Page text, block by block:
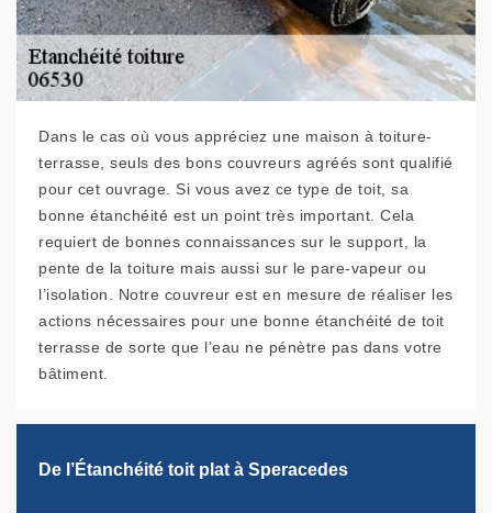
Dans le cas où vous appréciez une maison à toiture-
terrasse, seuls des bons couvreurs agréés sont qualifié
pour cet ouvrage. Si vous avez ce type de toit, sa
bonne étanchéité est un point très important. Cela
requiert de bonnes connaissances sur le support, la
pente de la toiture mais aussi sur le pare-vapeur ou
l’isolation. Notre couvreur est en mesure de réaliser les
actions nécessaires pour une bonne étanchéité de toit
terrasse de sorte que l’eau ne pénètre pas dans votre
bâtiment.
De l’Étanchéité toit plat à Speracedes